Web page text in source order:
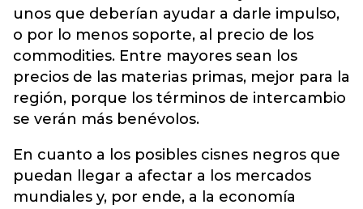
unos que deberían ayudar a darle impulso,
o por lo menos soporte, al precio de los
commodities. Entre mayores sean los
precios de las materias primas, mejor para la
región, porque los términos de intercambio
se verán más benévolos.
En cuanto a los posibles cisnes negros que
puedan llegar a afectar a los mercados
mundiales y, por ende, a la economía